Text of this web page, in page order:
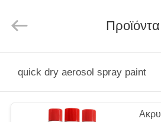
ΠΡΟΪΌΝΤΑ
Co.,
Reserved.
Προϊόντα
quick dry aerosol spray paint